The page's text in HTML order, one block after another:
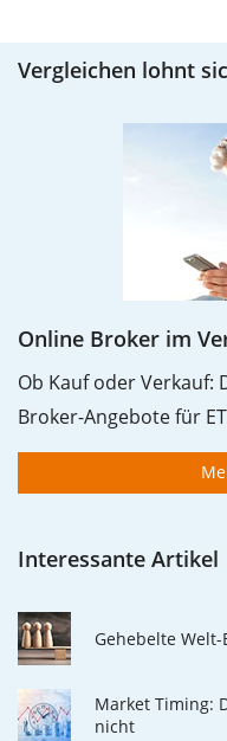
Vergleichen lohnt
Online Broker im
Ob Kauf oder Verkauf:
Broker-Angebote für
Interessante Artikel
Gehebelte Welt-
Market Timing:
nicht